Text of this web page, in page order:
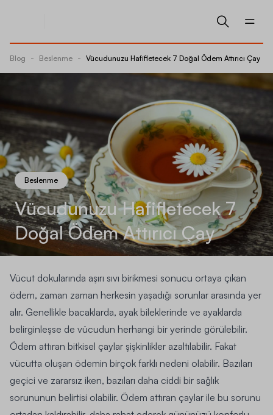
Blog - Beslenme - Vücudunuzu Hafifletecek 7 Doğal Ödem Attırıcı Çay
Beslenme
Vücudunuzu Hafifletecek 7
Doğal Ödem Attırıcı Çay
Vücut dokularında aşırı sıvı birikmesi sonucu ortaya çıkan
ödem, zaman zaman herkesin yaşadığı sorunlar arasında yer
alır. Genellikle bacaklarda, ayak bileklerinde ve ayaklarda
belirginleşse de vücudun herhangi bir yerinde görülebilir.
Ödem attıran bitkisel çaylar şişkinlikler azaltılabilir. Fakat
vücutta oluşan ödemin birçok farklı nedeni olabilir. Bazıları
geçici ve zararsız iken, bazıları daha ciddi bir sağlık
sorununun belirtisi olabilir. Ödem attıran çaylar ile bu sorunu